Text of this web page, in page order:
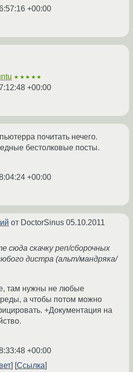
+00:00
★★★★★
+00:00
почитать нечего.
бестолковые посты.
+00:00
от DoctorSinus 05.10.2011
сюда скачку реп/сборочных
дистра (альт/мандряка/
там нужны не любые
а чтобы потом можно
+Документация на
+00:00
Ссылка